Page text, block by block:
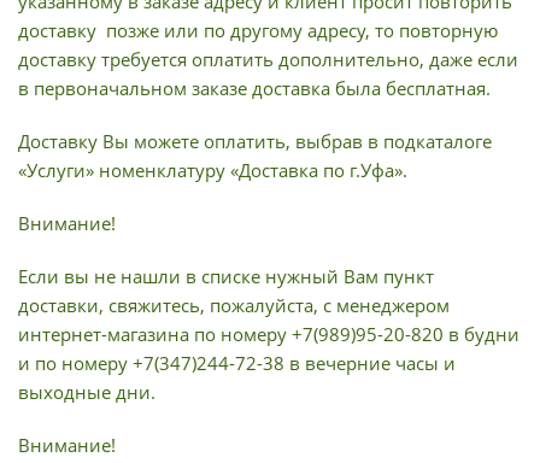
доставку позже или по другому адресу, то повторную
доставку требуется оплатить дополнительно, даже если
в первоначальном заказе доставка была бесплатная.
Доставку Вы можете оплатить, выбрав в подкаталоге
«Услуги» номенклатуру «Доставка по г.Уфа».
Внимание!
Если вы не нашли в списке нужный Вам пункт
доставки, свяжитесь, пожалуйста, с менеджером
интернет-магазина по номеру +7(989)95-20-820 в будни
и по номеру +7(347)244-72-38 в вечерние часы и
выходные дни.
Внимание!